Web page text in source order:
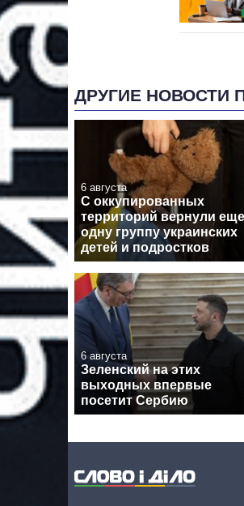
ДРУГИЕ НОВОСТИ
6 августа
С оккупированных
территорий вернули еще
одну группу украинских
детей и подростков
6 августа
Зеленский на этих
выходных впервые
посетит Сербию